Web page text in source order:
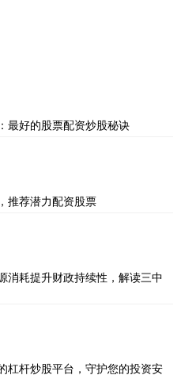
最好的股票配资炒股秘诀
推荐潜力配资股票
消耗提升财政持续性，解读三中
杠杆炒股平台，守护您的投资安